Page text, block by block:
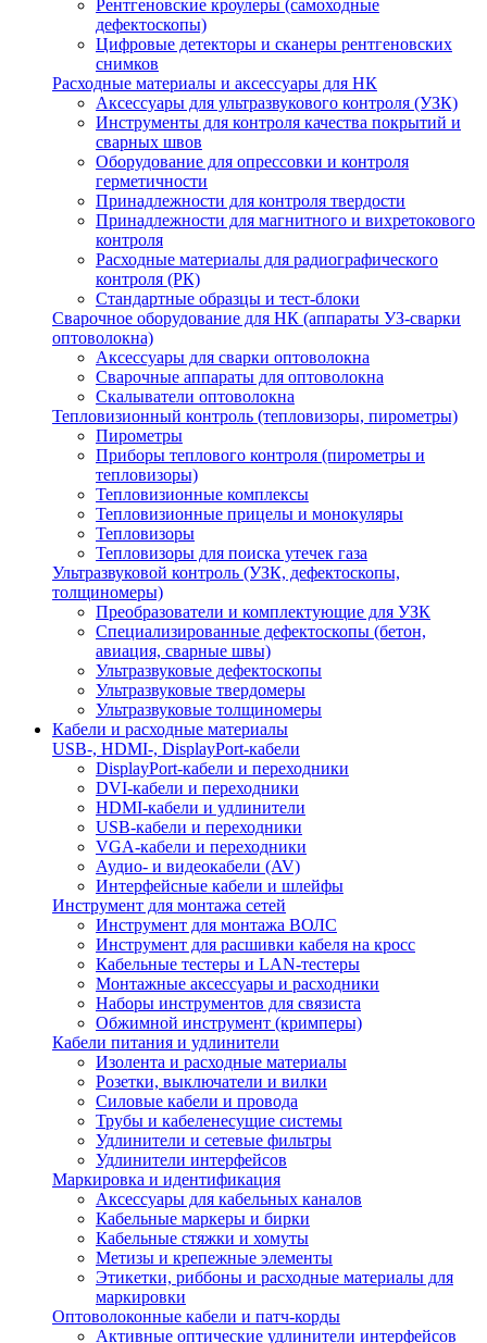
Рентгеновские кроулеры (самоходные
дефектоскопы)
Цифровые детекторы и сканеры рентгеновских
снимков
Расходные материалы и аксессуары для НК
Аксессуары для ультразвукового контроля (УЗК)
Инструменты для контроля качества покрытий и
сварных швов
Оборудование для опрессовки и контроля
герметичности
Принадлежности для контроля твердости
Принадлежности для магнитного и вихретокового
контроля
Расходные материалы для радиографического
контроля (РК)
Стандартные образцы и тест-блоки
Сварочное оборудование для НК (аппараты УЗ-сварки
оптоволокна)
Аксессуары для сварки оптоволокна
Сварочные аппараты для оптоволокна
Скалыватели оптоволокна
Тепловизионный контроль (тепловизоры, пирометры)
Пирометры
Приборы теплового контроля (пирометры и
тепловизоры)
Тепловизионные комплексы
Тепловизионные прицелы и монокуляры
Тепловизоры
Тепловизоры для поиска утечек газа
Ультразвуковой контроль (УЗК, дефектоскопы,
толщиномеры)
Преобразователи и комплектующие для УЗК
Специализированные дефектоскопы (бетон,
авиация, сварные швы)
Ультразвуковые дефектоскопы
Ультразвуковые твердомеры
Ультразвуковые толщиномеры
Кабели и расходные материалы
USB-, HDMI-, DisplayPort-кабели
DisplayPort-кабели и переходники
DVI-кабели и переходники
HDMI-кабели и удлинители
USB-кабели и переходники
VGA-кабели и переходники
Аудио- и видеокабели (AV)
Интерфейсные кабели и шлейфы
Инструмент для монтажа сетей
Инструмент для монтажа ВОЛС
Инструмент для расшивки кабеля на кросс
Кабельные тестеры и LAN-тестеры
Монтажные аксессуары и расходники
Наборы инструментов для связиста
Обжимной инструмент (кримперы)
Кабели питания и удлинители
Изолента и расходные материалы
Розетки, выключатели и вилки
Силовые кабели и провода
Трубы и кабеленесущие системы
Удлинители и сетевые фильтры
Удлинители интерфейсов
Маркировка и идентификация
Аксессуары для кабельных каналов
Кабельные маркеры и бирки
Кабельные стяжки и хомуты
Метизы и крепежные элементы
Этикетки, риббоны и расходные материалы для
маркировки
Оптоволоконные кабели и патч-корды
Активные оптические удлинители интерфейсов